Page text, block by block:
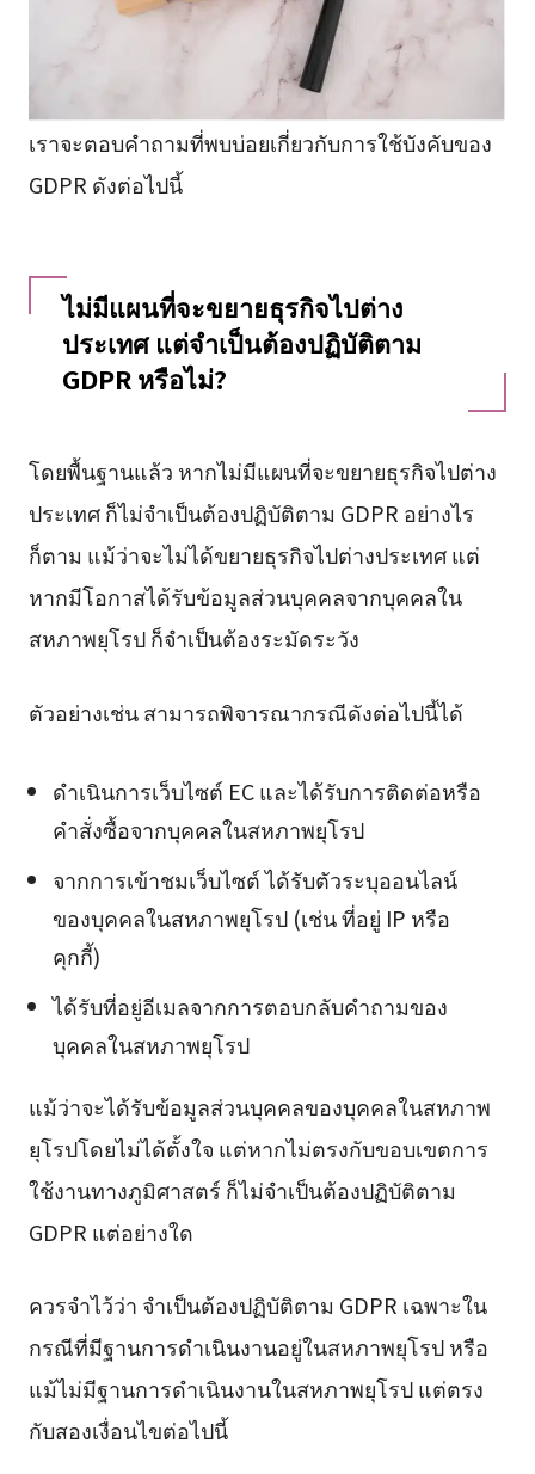
เราจะตอบคำถามที่พบบ่อยเกี่ยวกับการใช้บังคับของ
GDPR ดังต่อไปนี้
ไม่มีแผนที่จะขยายธุรกิจไปต่าง
ประเทศ แต่จำเป็นต้องปฏิบัติตาม
GDPR หรือไม่?
โดยพื้นฐานแล้ว หากไม่มีแผนที่จะขยายธุรกิจไปต่าง
ประเทศ ก็ไม่จำเป็นต้องปฏิบัติตาม GDPR อย่างไร
ก็ตาม แม้ว่าจะไม่ได้ขยายธุรกิจไปต่างประเทศ แต่
หากมีโอกาสได้รับข้อมูลส่วนบุคคลจากบุคคลใน
สหภาพยุโรป ก็จำเป็นต้องระมัดระวัง
ตัวอย่างเช่น สามารถพิจารณากรณีดังต่อไปนี้ได้
ดำเนินการเว็บไซต์ EC และได้รับการติดต่อหรือ
คำสั่งซื้อจากบุคคลในสหภาพยุโรป
จากการเข้าชมเว็บไซต์ ได้รับตัวระบุออนไลน์
ของบุคคลในสหภาพยุโรป (เช่น ที่อยู่ IP หรือ
คุกกี้)
ได้รับที่อยู่อีเมลจากการตอบกลับคำถามของ
บุคคลในสหภาพยุโรป
แม้ว่าจะได้รับข้อมูลส่วนบุคคลของบุคคลในสหภาพ
ยุโรปโดยไม่ได้ตั้งใจ แต่หากไม่ตรงกับขอบเขตการ
ใช้งานทางภูมิศาสตร์ ก็ไม่จำเป็นต้องปฏิบัติตาม
GDPR แต่อย่างใด
ควรจำไว้ว่า จำเป็นต้องปฏิบัติตาม GDPR เฉพาะใน
กรณีที่มีฐานการดำเนินงานอยู่ในสหภาพยุโรป หรือ
แม้ไม่มีฐานการดำเนินงานในสหภาพยุโรป แต่ตรง
กับสองเงื่อนไขต่อไปนี้